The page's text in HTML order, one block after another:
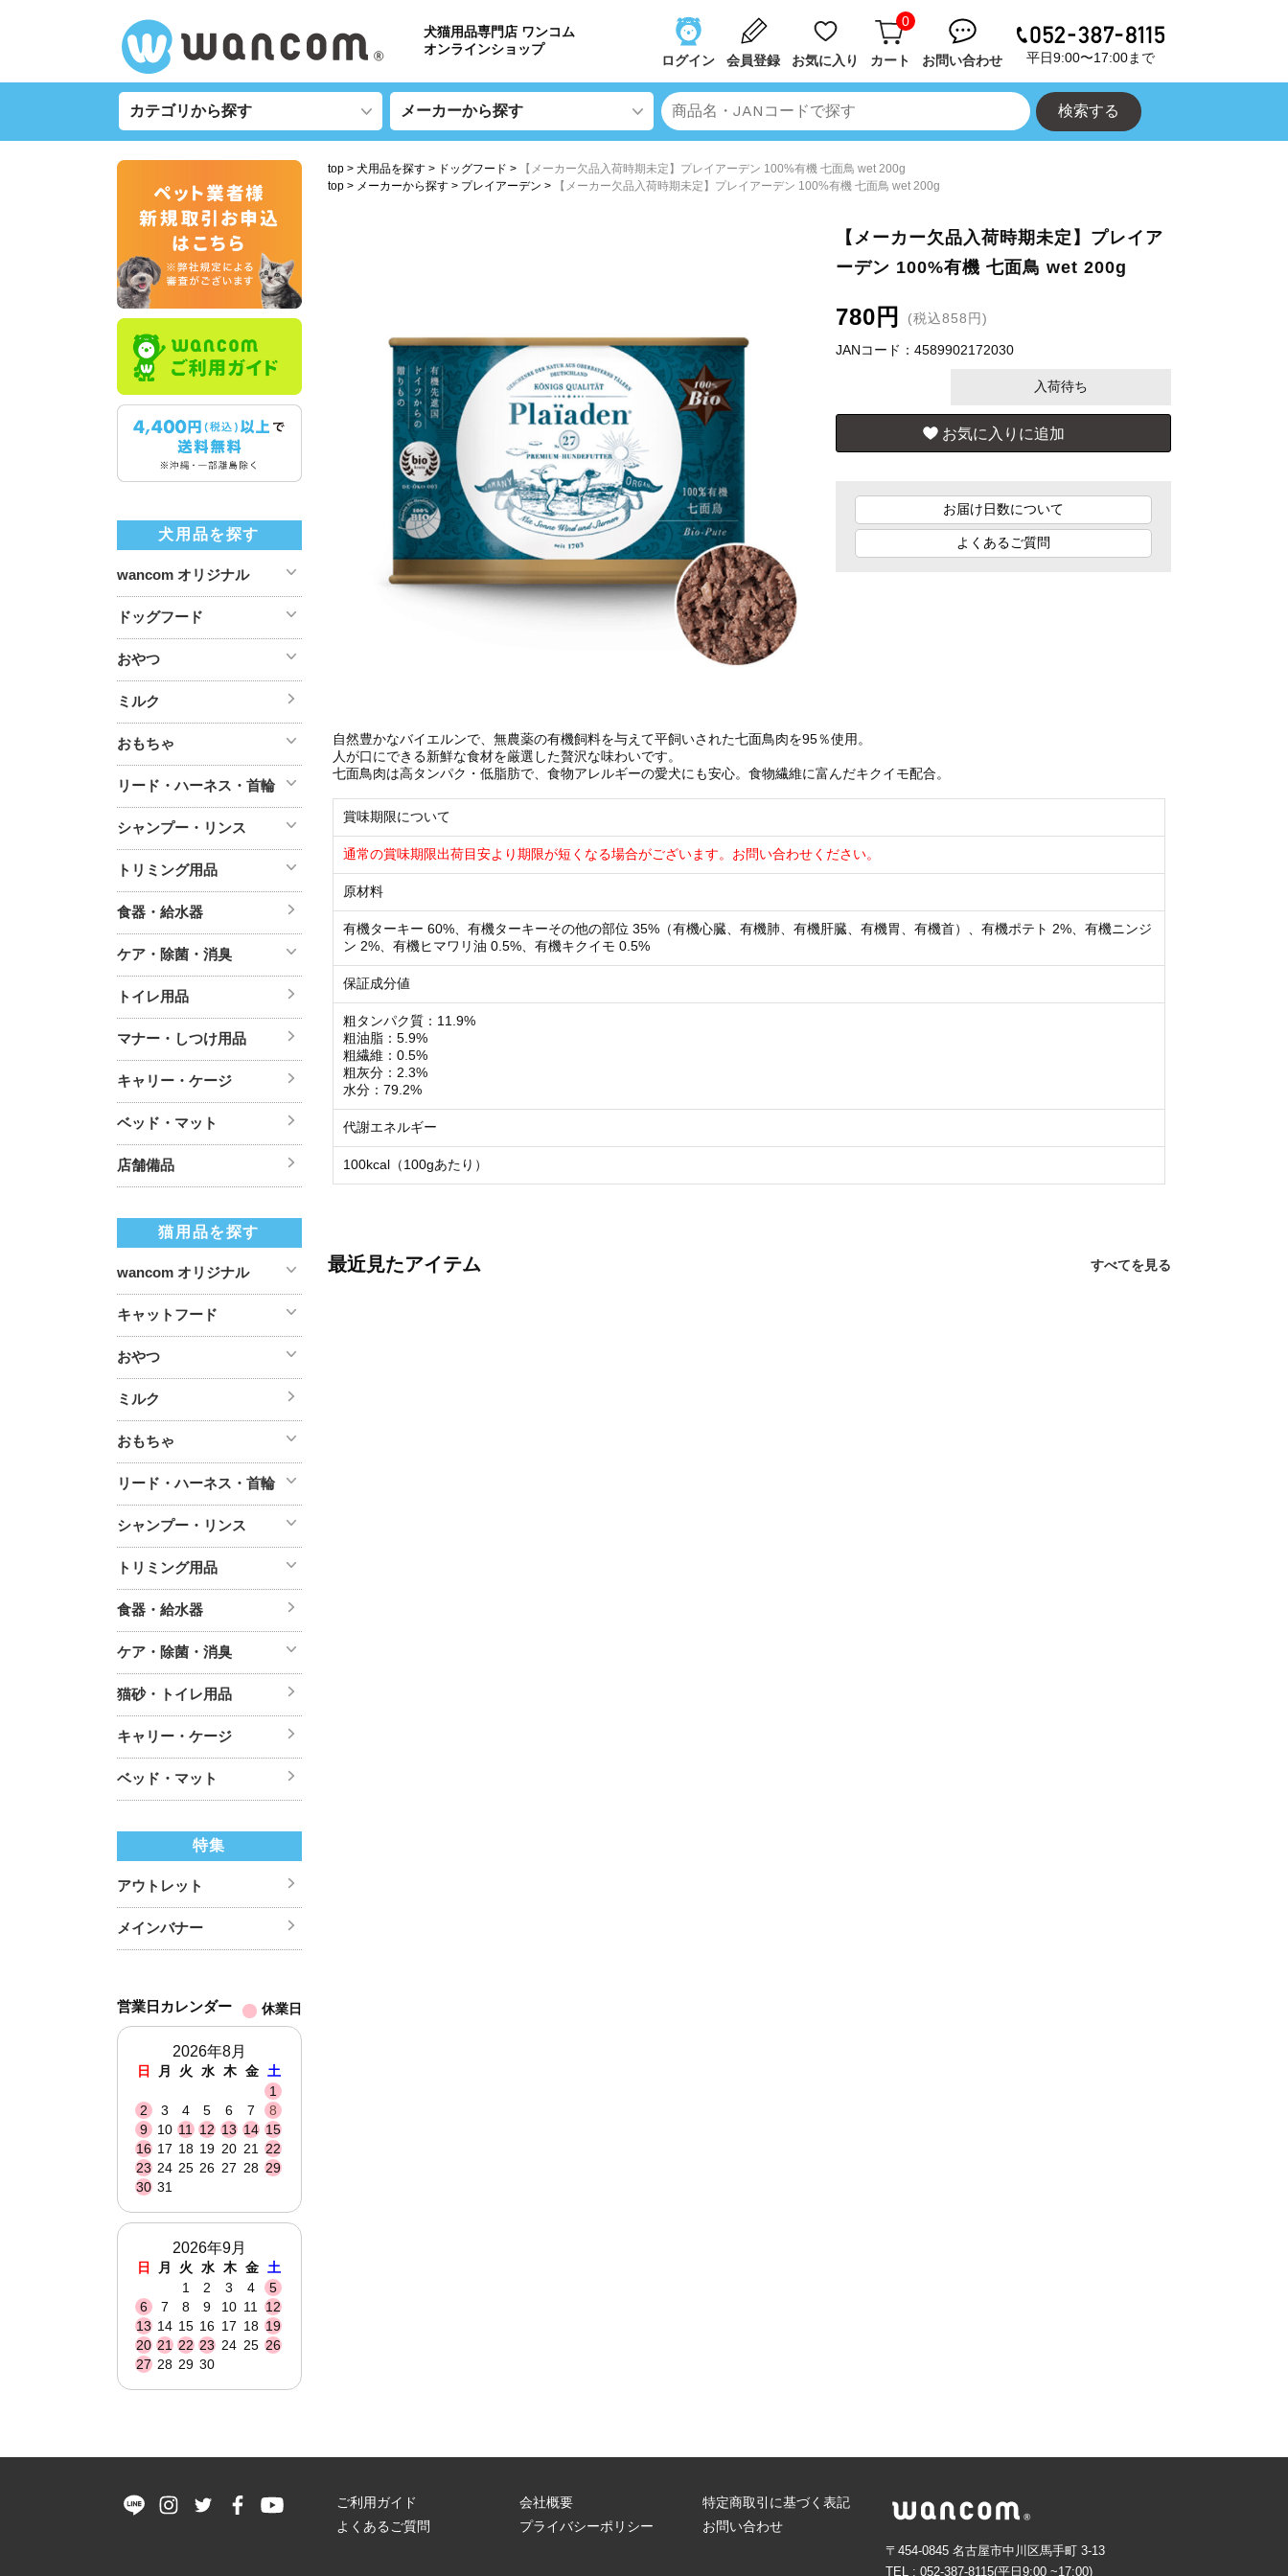
犬猫用品専門店 ワンコム
オンラインショップ
ログイン 会員登録 お気に入り
0
カート お問い合わせ 平日9:00〜17:00まで
top 犬用品を探す ドッグフード
【メーカー欠品入荷時期未定】プレイアーデン 100%有機 七面鳥 wet 200g
top
メーカーから探す プレイアーデン 【メーカー欠品入荷時期未定】プレイアーデン 100%有機 七面鳥 wet 200g
【メーカー欠品入荷時期未定】プレイア
ーデン 100%有機 七面鳥 wet 200g
780円 (税込858円)
JANコード：4589902172030
入荷待ち
お届け日数について
よくあるご質問
自然豊かなバイエルンで、無農薬の有機飼料を与えて平飼いされた七面鳥肉を95％使用。
人が口にできる新鮮な食材を厳選した贅沢な味わいです。
七面鳥肉は高タンパク・低脂肪で、食物アレルギーの愛犬にも安心。食物繊維に富んだキクイモ配合。
賞味期限について
通常の賞味期限出荷目安より期限が短くなる場合がございます。お問い合わせください。
原材料
有機ターキー 60%、有機ターキーその他の部位 35%（有機心臓、有機肺、有機肝臓、有機胃、有機首）、有機ポテト 2%、有機ニンジ
ン 2%、有機ヒマワリ油 0.5%、有機キクイモ 0.5%
保証成分値
粗タンパク質：11.9%
粗油脂：5.9%
粗繊維：0.5%
粗灰分：2.3%
水分：79.2%
代謝エネルギー
100kcal（100gあたり）
最近見たアイテム すべてを見る
犬用品を探す
wancom オリジナル
ドッグフード
おやつ
ミルク
おもちゃ
リード・ハーネス・首輪
シャンプー・リンス
トリミング用品
食器・給水器
ケア・除菌・消臭
トイレ用品
マナー・しつけ用品
キャリー・ケージ
ベッド・マット
店舗備品
猫用品を探す
wancom オリジナル
キャットフード
おやつ
ミルク
おもちゃ
リード・ハーネス・首輪
シャンプー・リンス
トリミング用品
食器・給水器
ケア・除菌・消臭
猫砂・トイレ用品
キャリー・ケージ
ベッド・マット
特集
アウトレット
メインバナー
営業日カレンダー 休業日
2026年8月
日 月 火 水 木 金
土
1
2
3 4 5 6 7
8
9
10 11 12 13 14 15
16 17 18 19 20 21 22
23 24 25 26 27 28 29
30 31
2026年9月
日 月 火 水 木 金
土
1
2 3 4
5
6
7 8 9 10 11
12
13 14 15 16 17 18 19
20 21 22 23 24 25 26
27 28 29 30
ご利用ガイド
よくあるご質問
会社概要
プライバシーポリシー
特定商取引に基づく表記
お問い合わせ
〒454-0845 名古屋市中川区馬手町 3-13
TEL : 052-387-8115(平日9:00 ~17:00)